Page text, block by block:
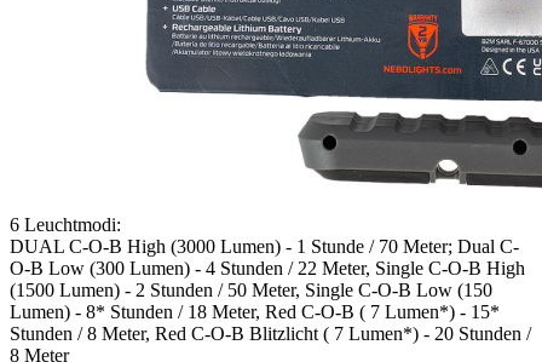
Die Nebo OMNI 3K ist die weltweit fortschrittlichste
wiederaufladbare LED-Arbeitsleuchte. Es verfügt über 6 Modi, von
denen der Stärkste eine maximale Leistung von 3000 Lumen hat.
Diese leistungsstarke Leuchte ist perfekt für den Außenbereich
geeignet und verfügt über einen IPX4-Schutz, Dual C-O-B
Lichtleistung, roter Warnfunktion und einem Lithium-Ionen-Akku
mit 4500 mAh Kapazität. Die OMNI 3 K ist vollständig
wiederaufladbar und verfügt außerdem über eine Powerbank, mit
der Sie Ihre USB-Geräte aufladen können.
6 Leuchtmodi:
DUAL C-O-B High (3000 Lumen) - 1 Stunde / 70 Meter; Dual C-
O-B Low (300 Lumen) - 4 Stunden / 22 Meter, Single C-O-B High
(1500 Lumen) - 2 Stunden / 50 Meter, Single C-O-B Low (150
Lumen) - 8* Stunden / 18 Meter, Red C-O-B ( 7 Lumen*) - 15*
Stunden / 8 Meter, Red C-O-B Blitzlicht ( 7 Lumen*) - 20 Stunden /
8 Meter